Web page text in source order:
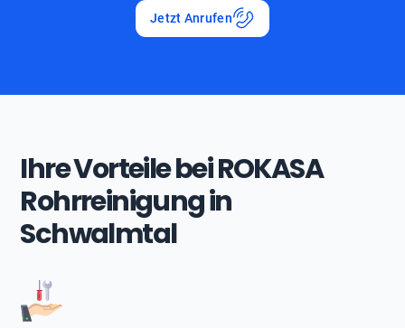
Jetzt Anrufen
Ihre Vorteile bei ROKASA
Rohrreinigung in
Schwalmtal